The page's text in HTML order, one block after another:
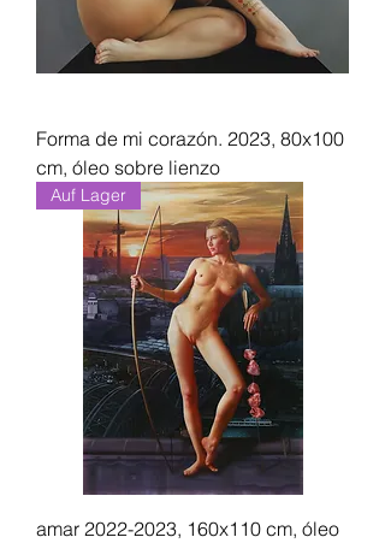
Forma de mi corazón. 2023, 80x100
cm, óleo sobre lienzo
Auf Lager
amar 2022-2023, 160x110 cm, óleo